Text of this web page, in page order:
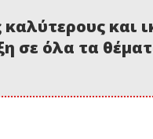
καλύτερους
σε όλα τα